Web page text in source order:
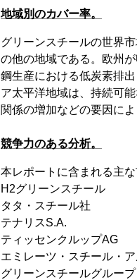
地域別のカバー率。
グリーンスチールの世界
の他の地域である。欧州
鋼生産における低炭素排
ア太平洋地域は、持続可
関係の増加などの要因に
競争力のある分析。
本レポートに含まれる主
H2グリーンスチール
タタ・スチール社
テナリスS.A.
ティッセンクルップAG
エミレーツ・スチール・
グリーンスチールグループ